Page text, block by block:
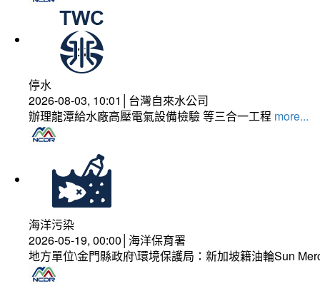
停水
2026-08-03, 10:01│台灣自來水公司
辦理龍潭給水廠高壓電氣設備檢驗 等三合一工程 more...
海洋污染
2026-05-19, 00:00│海洋保育署
地方單位\金門縣政府\環境保護局：新加坡籍油輪Sun